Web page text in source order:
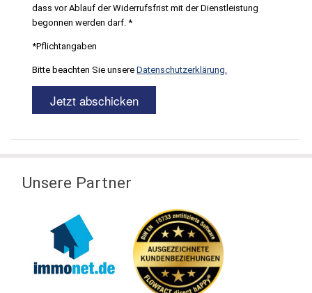
dass vor Ablauf der Widerrufsfrist mit der Dienstleistung
begonnen werden darf. *
*Pflichtangaben
Bitte beachten Sie unsereDatenschutzerklärung.
Unsere Partner